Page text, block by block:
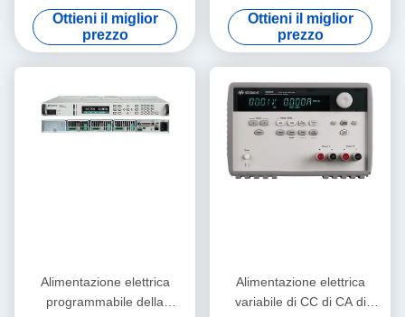
elettrica di CC di CA di
Keysight Agilent E3643A
Ottieni il miglior
prezzo
150/300V 20/10A di
alimentazione di CA 3000VA
Ottieni il miglior
prezzo
Alimentazione elettrica
programmabile della
Alimentazione elettrica
variabile di CC di CA di